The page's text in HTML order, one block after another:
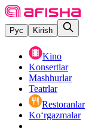
Рус Kirish
Kino
Konsertlar
Mashhurlar
Teatrlar
Restoranlar
Ko‘rgazmalar